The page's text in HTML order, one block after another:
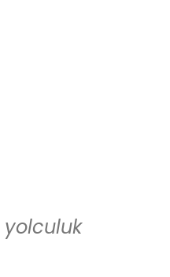
yolculuk